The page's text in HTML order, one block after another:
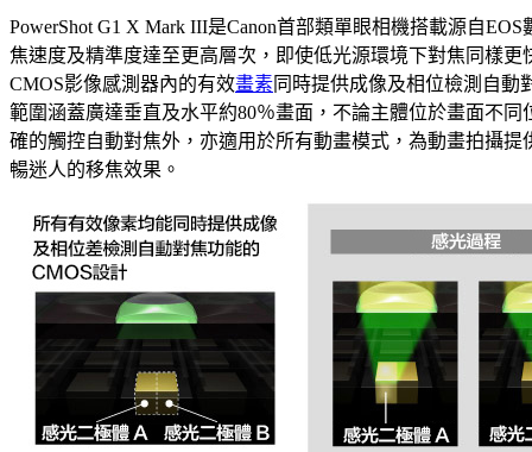
PowerShot G1 X Mark III是Canon首部類單眼相機搭載源自
焦速度及精準度達至更高層次，即使低光源環境下對焦同樣
CMOS影像感測器內的有效畫素同時提供成像及相位檢測自動
範圍涵蓋廣達垂直及水平約80％畫面，不論主體位於畫面不
確的觸控自動對焦外，亦適用於所有動畫模式，為動畫拍攝
暢迷人的移焦效果。